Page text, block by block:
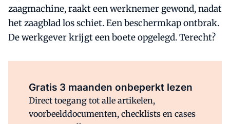
zaagmachine, raakt een werknemer gewond, nadat
het zaagblad los schiet. Een beschermkap ontbrak.
De werkgever krijgt een boete opgelegd. Terecht?
Gratis 3 maanden onbeperkt lezen
Direct toegang tot alle artikelen,
voorbeelddocumenten, checklists en cases